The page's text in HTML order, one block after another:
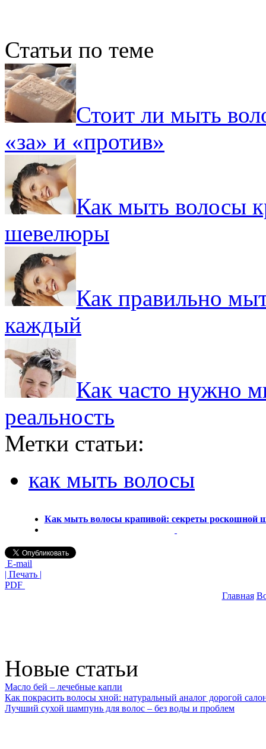
Статьи по теме
Стоит ли мыть
«за» и «против»
Как мыть волосы
шевелюры
Как правильно
каждый
Как часто нужно
реальность
Метки статьи:
как мыть волосы
Как мыть волосы крапивой: секреты роскошной
E-mail
| Печать |
PDF
Главная
Новые статьи
Масло бей – лечебные капли
Как покрасить волосы хной: натуральный аналог дорогой
Лучший сухой шампунь для волос – без воды и проблем